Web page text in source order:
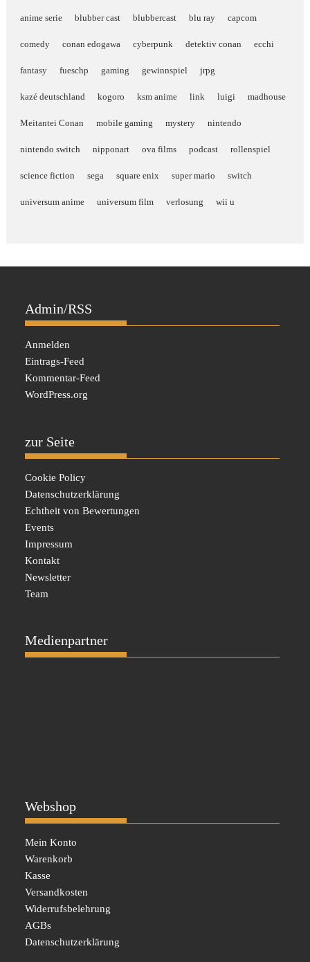
anime serie blubber cast blubbercast blu ray capcom
comedy conan edogawa cyberpunk detektiv conan ecchi
fantasy fueschp gaming gewinnspiel jrpg
kazé deutschland kogoro ksm anime link luigi madhouse
Meitantei Conan mobile gaming mystery nintendo
nintendo switch nipponart ova films podcast rollenspiel
science fiction sega square enix super mario switch
universum anime universum film verlosung wii u
Admin/RSS
Anmelden
Eintrags-Feed
Kommentar-Feed
WordPress.org
zur Seite
Cookie Policy
Datenschutzerklärung
Echtheit von Bewertungen
Events
Impressum
Kontakt
Newsletter
Team
Medienpartner
Webshop
Mein Konto
Warenkorb
Kasse
Versandkosten
Widerrufsbelehrung
AGBs
Datenschutzerklärung